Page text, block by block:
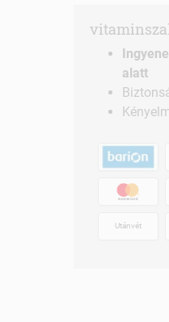
alatt
Utánvét